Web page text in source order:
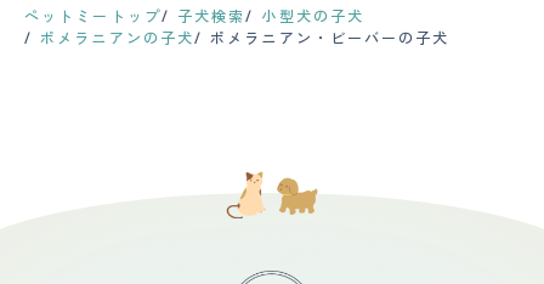
ありますので、吹き抜けがあるお家などは家中に響くと思
います。外にいても窓際で吠えていたら外に少し聞こえて
ったのが第一印象です。ペットを飼うのが初めてなので、
適正な環境になっているか心配でした。我が家は子供がい
た。しかしペットを迎える事で新しい家族の形が出来るの
まうと後で手入れが大変です。草などがくっつくと毛に絡
まってなかなか取れずに苦労します。 カットやトリミン
が遠くに行ってしまった時、嫌な時、怖い時などはキャン
キャンと吠えています。 一般的な犬の鳴き声なので、あ
まり気にする必要はないです。 【総評】 好きなところは
アンはとにかくよく吠えるので、しつけはかなり必要で
す。今もしつけ教室に通っています。 散歩は朝晩15分ず
す。 先住犬はストラバイト結晶ができやすいようで、専
用のフードを食べています。後輩犬も尿量が多く、結晶は
ペットミートップ 子犬検索
小型犬の子犬
ポメラニアンの子犬
ポメラニアン・ビーバーの子犬